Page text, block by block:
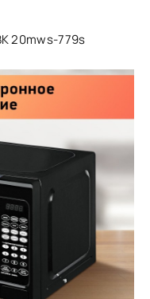
20mws-779s